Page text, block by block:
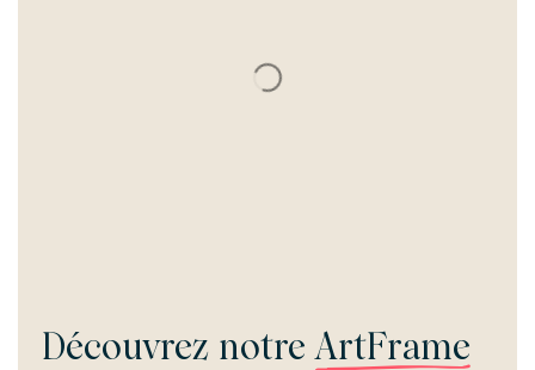
Découvrez notreArtFrame